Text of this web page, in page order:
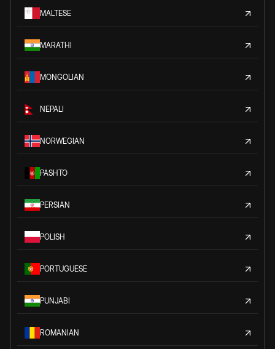
MALTESE
MARATHI
MONGOLIAN
NEPALI
NORWEGIAN
PASHTO
PERSIAN
POLISH
PORTUGUESE
PUNJABI
ROMANIAN